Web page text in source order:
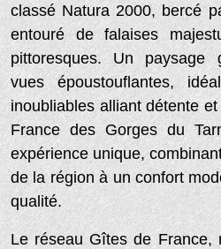
classé Natura 2000, bercé
entouré de falaises
pittoresques. Un paysage
vues époustouflantes,
inoubliables alliant détente
France des Gorges du
expérience unique,
de la région à un confort
qualité.
Le réseau Gîtes de France,